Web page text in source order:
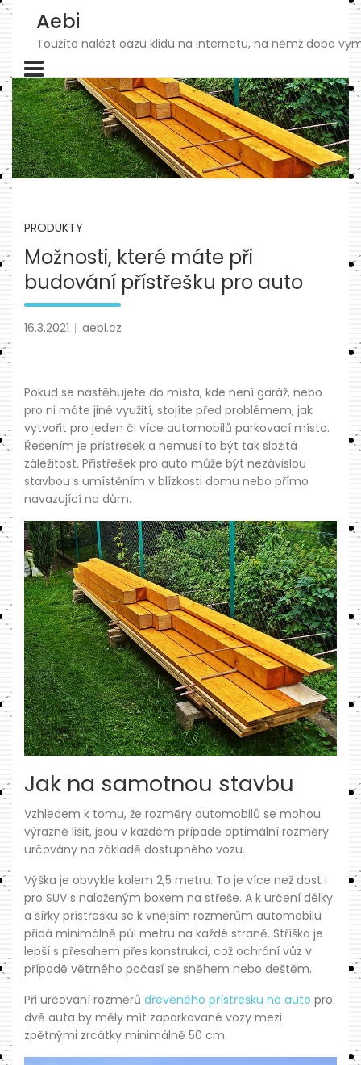
content
Aebi
Toužíte nalézt oázu klidu na internetu, na němž doba
PRODUKTY
Možnosti, které máte při
budování přístřešku pro auto
16.3.2021 aebi.cz
Pokud se nastěhujete do místa, kde není garáž, nebo
pro ni máte jiné využití, stojíte před problémem, jak
vytvořit pro jeden či více automobilů parkovací místo.
Řešením je přístřešek a nemusí to být tak složitá
záležitost. Přístřešek pro auto může být nezávislou
stavbou s umístěním v blízkosti domu nebo přímo
navazující na dům.
Jak na samotnou stavbu
Vzhledem k tomu, že rozměry automobilů se mohou
výrazně lišit, jsou v každém případě optimální rozměry
určovány na základě dostupného vozu.
Výška je obvykle kolem 2,5 metru. To je více než dost i
pro SUV s naloženým boxem na střeše. A k určení délky
a šířky přístřešku se k vnějším rozměrům automobilu
přidá minimálně půl metru na každé straně. Stříška je
lepší s přesahem přes konstrukci, což ochrání vůz v
případě větrného počasí se sněhem nebo deštěm.
Při určování rozměrů dřevěného přístřešku na auto pro
dvě auta by měly mít zaparkované vozy mezi
zpětnými zrcátky minimálně 50 cm.